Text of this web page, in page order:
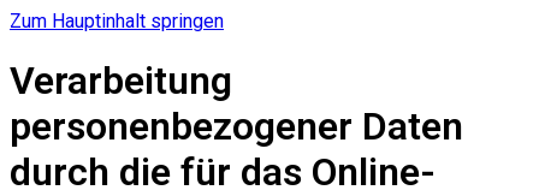
Zum Hauptinhalt springen
Verarbeitung
personenbezogener Daten
durch die für das Online-